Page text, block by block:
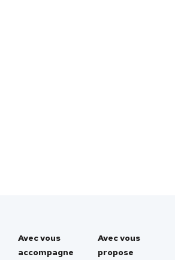
Avec vous
accompagne
Avec vous
propose